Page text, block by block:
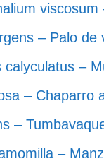
viscosum
– Palo de
calyculatus –
– Chaparro
–
–